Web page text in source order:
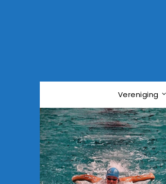
Vereniging